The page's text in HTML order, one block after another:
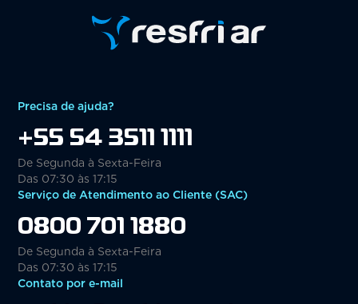
Precisa de ajuda?
+55 54 3511 1111
De Segunda à Sexta-Feira
Das 07:30 às 17:15
Serviço de Atendimento ao Cliente (SAC)
0800 701 1880
De Segunda à Sexta-Feira
Das 07:30 às 17:15
Contato por e-mail